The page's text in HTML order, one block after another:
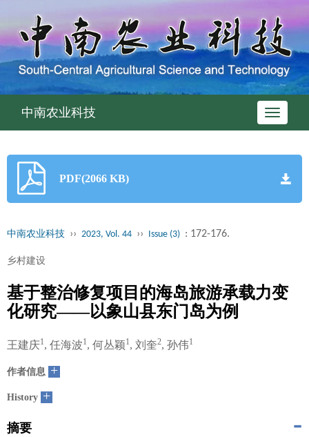
Toggle
中南农业科技
PDF(2066 KB)
中南农业科技 ›› 2023, Vol. 44 ›› Issue (3) : 172-176.
乡村建设
基于整治修复项目的海岛旅游承载力变
化研究——以象山县东门岛为例
王建庆1, 任海波1, 何丛颖1, 刘奎2, 孙伟1
作者信息 +
History +
摘要